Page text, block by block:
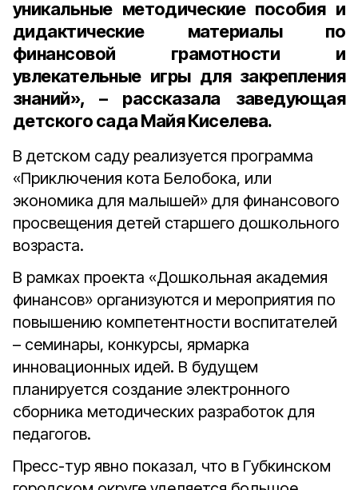
уникальные методические пособия и
дидактические материалы по
финансовой грамотности и
увлекательные игры для закрепления
знаний», – рассказала заведующая
детского сада Майя Киселева.
В детском саду реализуется программа
«Приключения кота Белобока, или
экономика для малышей» для финансового
просвещения детей старшего дошкольного
возраста.
В рамках проекта «Дошкольная академия
финансов» организуются и мероприятия по
повышению компетентности воспитателей
– семинары, конкурсы, ярмарка
инновационных идей. В будущем
планируется создание электронного
сборника методических разработок для
педагогов.
Пресс-тур явно показал, что в Губкинском